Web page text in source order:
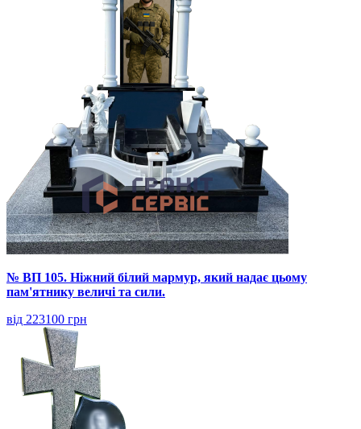
№ ВП 105. Ніжний білий мармур, який надає цьому
пам'ятнику величі та сили.
від 223100 грн